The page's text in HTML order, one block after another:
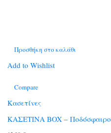
Προσθήκη στο καλάθι
Add to Wishlist
Compare
Κασετίνες
ΚΑΣΕΤΙΝΑ BOX – Ποδόσφαιρο